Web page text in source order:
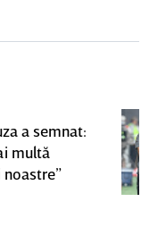
a semnat:
multă